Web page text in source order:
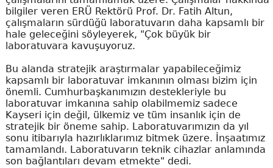
bilgiler veren ERÜ Rektörü Prof. Dr. Fatih Altun,
çalışmaların sürdüğü laboratuvarın daha kapsamlı bir
hale geleceğini söyleyerek, "Çok büyük bir
laboratuvara kavuşuyoruz.
Bu alanda stratejik araştırmalar yapabileceğimiz
kapsamlı bir laboratuvar imkanının olması bizim için
önemli. Cumhurbaşkanımızın destekleriyle bu
laboratuvar imkanına sahip olabilmemiz sadece
Kayseri için değil, ülkemiz ve tüm insanlık için de
stratejik bir öneme sahip. Laboratuvarımızın da yıl
sonu itibarıyla hazırlıklarımız bitmek üzere. İnşaatımız
tamamlandı. Laboratuvarın teknik cihazlar anlamında
son bağlantıları devam etmekte" dedi.